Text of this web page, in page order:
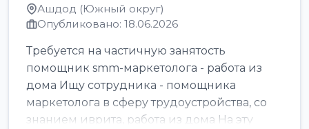
Ашдод (Южный округ)
Опубликовано: 18.06.2026
Требуется на частичную занятость
помощник smm-маркетолога - работа из
дома Ищу сотрудника - помощника
маркетолога в сферу трудоустройства, со
знанием иврита, работа из дома На эту